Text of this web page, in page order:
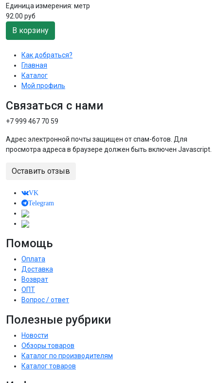
Единица измерения: метр
92.00 руб
В корзину
Как добраться?
Главная
Каталог
Мой профиль
Связаться с нами
+7 999 467 70 59
Адрес электронной почты защищен от спам-ботов. Для
просмотра адреса в браузере должен быть включен Javascript.
Оставить отзыв
VK
Telegram
Помощь
Оплата
Доставка
Возврат
ОПТ
Вопрос / ответ
Полезные рубрики
Новости
Обзоры товаров
Каталог по производителям
Каталог товаров